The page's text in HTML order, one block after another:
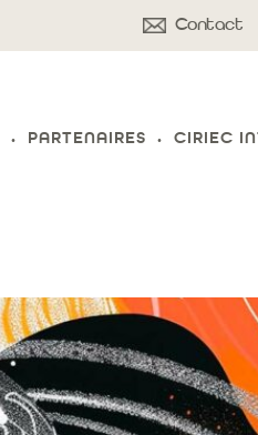
Contact
PARTENAIRES CIRIEC